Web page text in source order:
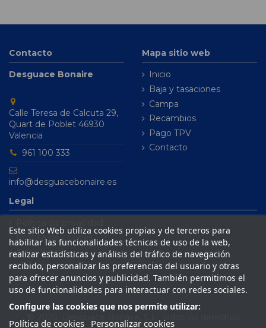
Contacto
Desguace Bonaire
Calle Teresa de Calcuta 29,
Quart de Poblet 46930
Valencia
961 100 333
info@desguacebonaire.es
Mapa sitio web
Inicio
Baja y tasaciones
Campa
Recambios
Pago TPV
Contacto
Legal
Política de cookies
Aviso legal
Condiciones de venta
Este sitio Web utiliza cookies propias y de terceros para
habilitar las funcionalidades técnicas de uso de la web,
realizar estadísticas y análisis del tráfico de navegación
recibido, personalizar las preferencias del usuario y otras
para ofrecer anuncios y publicidad. También permitimos el
uso de funcionalidades para interactuar con redes sociales.
Configure las cookies que nos permite utilizar:
Política de cookies Personalizar cookies